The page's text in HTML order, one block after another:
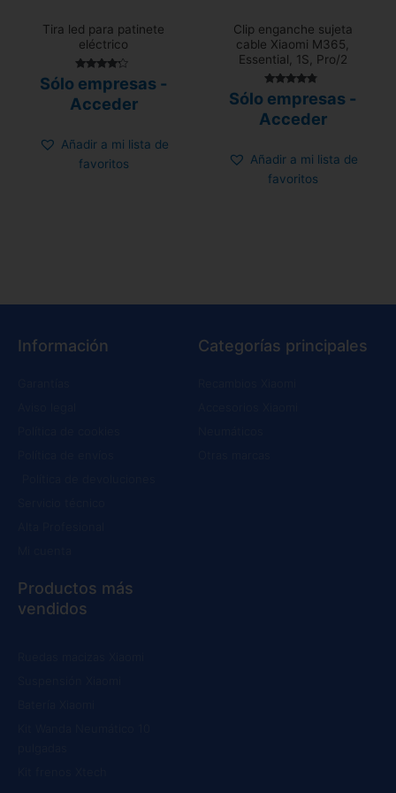
Tira led para patinete
eléctrico
con
de 5
Sólo empresas -
Acceder
Añadir a mi lista de
favoritos
Clip enganche sujeta
cable Xiaomi M365,
Essential, 1S, Pro/2
con
de 5
Sólo empresas -
Acceder
Añadir a mi lista de
favoritos
Información Categorías principales
Productos más
vendidos